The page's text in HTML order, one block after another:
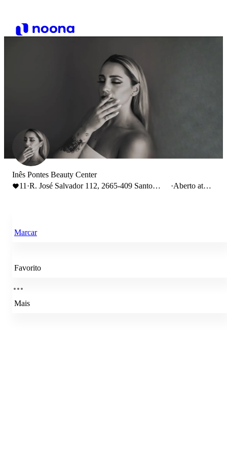
Inês Pontes Beauty Center
11 ·R. José Salvador 112, 2665-409 Santo
·Aberto até
Marcar
Favorito
Mais